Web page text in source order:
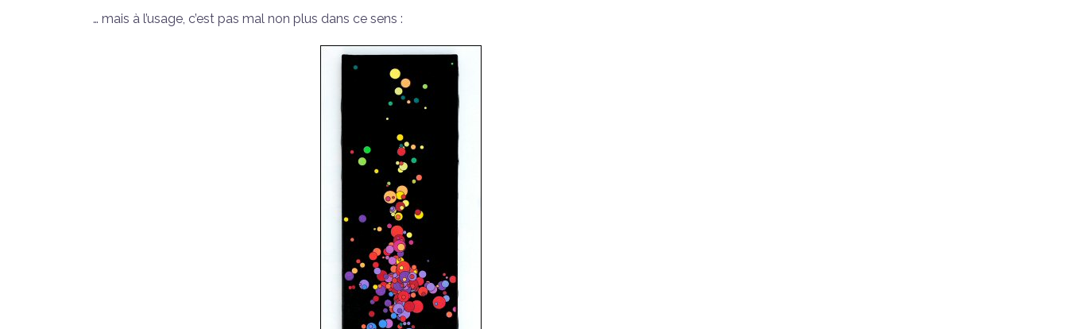
… mais à l’usage, c’est pas mal non plus dans ce sens :